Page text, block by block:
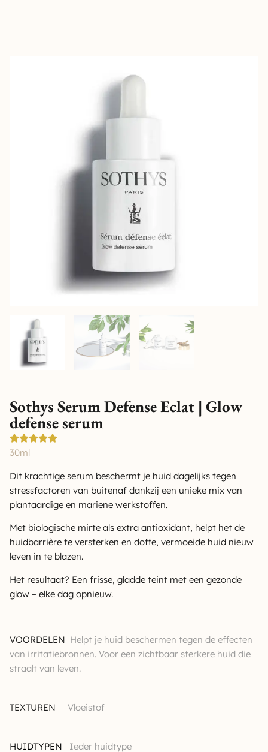
Sothys Serum Defense Eclat | Glow
defense serum
30ml
Dit krachtige serum beschermt je huid dagelijks tegen
stressfactoren van buitenaf dankzij een unieke mix van
plantaardige en mariene werkstoffen.
Met biologische mirte als extra antioxidant, helpt het de
huidbarrière te versterken en doffe, vermoeide huid nieuw
leven in te blazen.
Het resultaat? Een frisse, gladde teint met een gezonde
glow – elke dag opnieuw.
VOORDELEN Helpt je huid beschermen tegen de effecten
van irritatiebronnen. Voor een zichtbaar sterkere huid die
straalt van leven.
TEXTUREN Vloeistof
HUIDTYPEN Ieder huidtype